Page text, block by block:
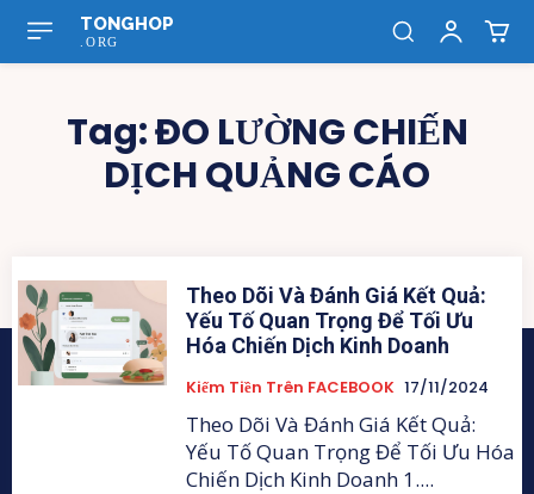
TONGHOP
.ORG
Tag:ĐO LƯỜNG CHIẾN
DỊCH QUẢNG CÁO
Theo Dõi Và Đánh Giá Kết Quả:
Yếu Tố Quan Trọng Để Tối Ưu
Hóa Chiến Dịch Kinh Doanh
Kiếm Tiền Trên FACEBOOK 17/11/2024
Theo Dõi Và Đánh Giá Kết Quả:
Yếu Tố Quan Trọng Để Tối Ưu Hóa
Chiến Dịch Kinh Doanh 1....